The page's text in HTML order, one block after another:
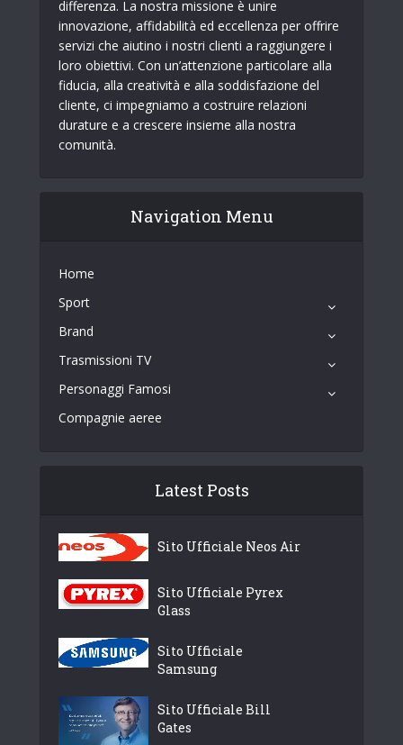
differenza. La nostra missione è unire
innovazione, affidabilità ed eccellenza per offrire
servizi che aiutino i nostri clienti a raggiungere i
loro obiettivi. Con un’attenzione particolare alla
fiducia, alla creatività e alla soddisfazione del
cliente, ci impegniamo a costruire relazioni
durature e a crescere insieme alla nostra
comunità.
Navigation Menu
Home
Sport
Brand
Trasmissioni TV
Personaggi Famosi
Compagnie aeree
Latest Posts
Sito Ufficiale Neos Air
Sito Ufficiale Pyrex
Glass
Sito Ufficiale
Samsung
Sito Ufficiale Bill
Gates